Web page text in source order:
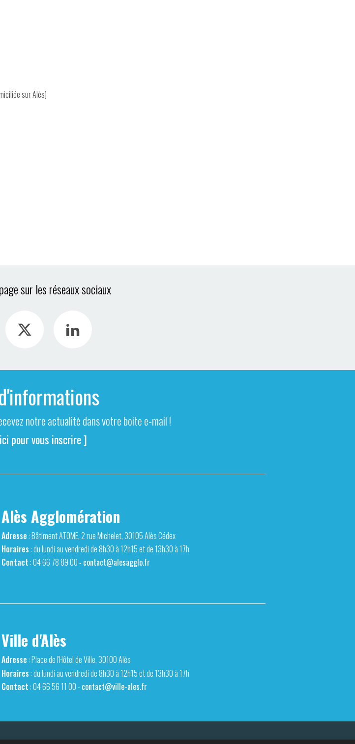
sur Alès)
sur les réseaux sociaux
notre actualité dans votre boite e-mail !
pour vous inscrire ]
Alès Agglomération
Adresse: Bâtiment ATOME, 2 rue Michelet, 30105 Alès Cédex
Horaires: du lundi au vendredi de 8h30 à 12h15 et de 13h30 à 17h
Contact: 04 66 78 89 00 - contact@alesagglo.fr
Ville d'Alès
Adresse: Place de l'Hôtel de Ville, 30100 Alès
Horaires: du lundi au vendredi de 8h30 à 12h15 et de 13h30 à 17h
Contact: 04 66 56 11 00 - contact@ville-ales.fr